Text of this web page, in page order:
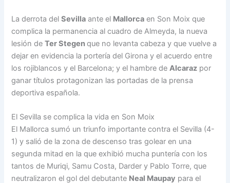
p
p
o
k
I
n
s
n
k
La derrota delSevilla ante el Mallorca en Son Moix que
complica la permanencia al cuadro de Almeyda, la nueva
lesión deTer Stegenque no levanta cabeza y que vuelve a
dejar en evidencia la portería del Girona y el acuerdo entre
los rojiblancos y el Barcelona; y el hambre deAlcaraz por
ganar títulos protagonizan las portadas de la prensa
deportiva española.
El Sevilla se complica la vida en Son Moix
El Mallorca sumó un triunfo importante contra el Sevilla (4-
1) y salió de la zona de descenso tras golear en una
segunda mitad en la que exhibió mucha puntería con los
tantos de Muriqi, Samu Costa, Darder y Pablo Torre, que
neutralizaron el gol del debutante Neal Maupay para el